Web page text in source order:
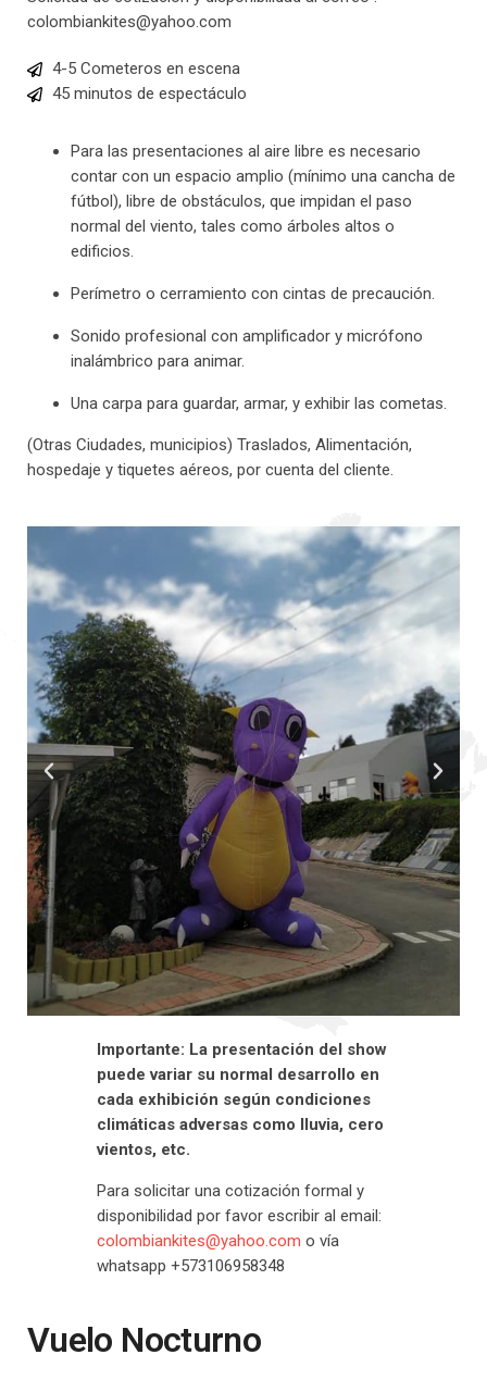
colombiankites@yahoo.com
4-5 Cometeros en escena
45 minutos de espectáculo
Para las presentaciones al aire libre es necesario
contar con un espacio amplio (mínimo una cancha de
fútbol), libre de obstáculos, que impidan el paso
normal del viento, tales como árboles altos o
edificios.
Perímetro o cerramiento con cintas de precaución.
Sonido profesional con amplificador y micrófono
inalámbrico para animar.
Una carpa para guardar, armar, y exhibir las cometas.
(Otras Ciudades, municipios) Traslados, Alimentación,
hospedaje y tiquetes aéreos, por cuenta del cliente.
Importante: La presentación del show
puede variar su normal desarrollo en
cada exhibición según condiciones
climáticas adversas como lluvia, cero
vientos, etc.
Para solicitar una cotización formal y
disponibilidad por favor escribir al email:
colombiankites@yahoo.com o vía
whatsapp +573106958348
Vuelo Nocturno